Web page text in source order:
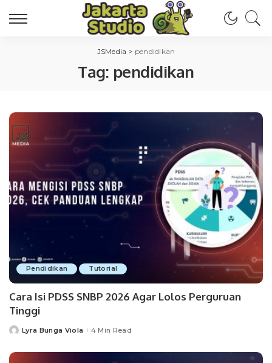
JSMedia > pendidikan
Tag: pendidikan
Pendidikan Tutorial
Cara Isi PDSS SNBP 2026 Agar Lolos Perguruan
Tinggi
PostedLyra Bunga Viola 4 Min Read